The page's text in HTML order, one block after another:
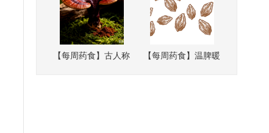
【每周药食】古人称
【每周药食】温脾暖